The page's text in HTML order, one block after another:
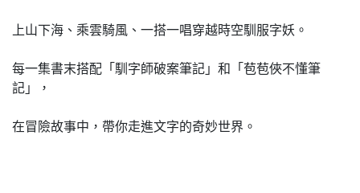
上山下海、乘雲騎風、一搭一唱穿越時空馴服字妖。
每一集書末搭配「馴字師破案筆記」和「苞苞俠不懂筆
記」，
在冒險故事中，帶你走進文字的奇妙世界。